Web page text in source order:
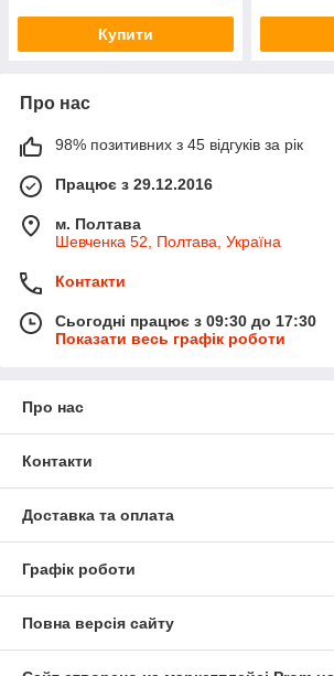
Купити
Про нас
98% позитивних з 45 відгуків за рік
Працює з 29.12.2016
м. Полтава
Шевченка 52, Полтава, Україна
Контакти
Сьогодні працює з 09:30 до 17:30
Показати весь графік роботи
Про нас
Контакти
Доставка та оплата
Графік роботи
Повна версія сайту